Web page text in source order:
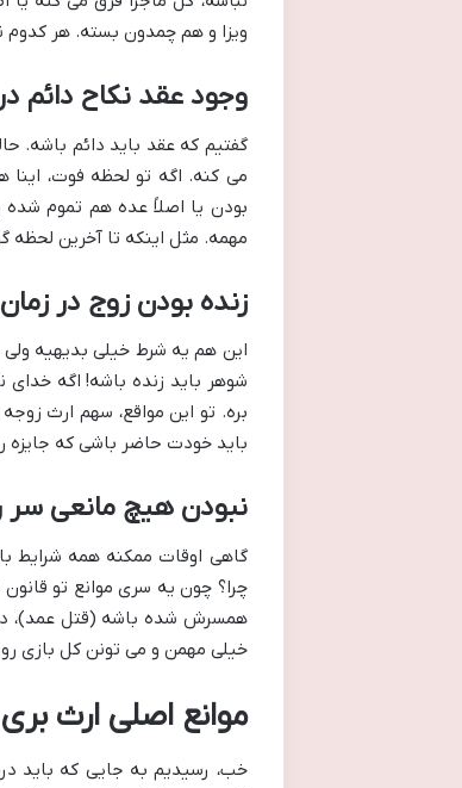
ویزا و هم چمدون بسته. هر کدوم
وجود عقد نکاح دائم
گفتیم که عقد باید دائم باشه.
می کنه. اگه تو لحظه فوت، اینا
بودن یا اصلاً عده هم تموم شده
مهمه. مثل اینکه تا آخرین لحظه
زنده بودن زوج در
این هم یه شرط خیلی بدیهیه
شوهر باید زنده باشه! اگه
بره. تو این مواقع، سهم ارث
باید خودت حاضر باشی که جایزه
نبودن هیچ مانعی سر
گاهی اوقات ممکنه همه شرایط
چرا؟ چون یه سری موانع تو
همسرش شده باشه (قتل عمد)،
خیلی مهمن و می تونن کل بازی
موانع اصلی ارث
خب، رسیدیم به جایی که باید